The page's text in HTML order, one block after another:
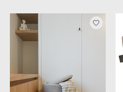
Items van productcarrousel